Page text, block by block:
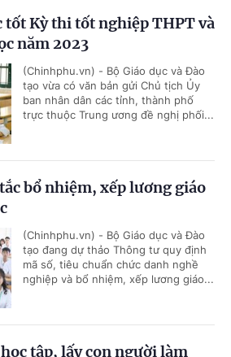
tốt Kỳ thi tốt nghiệp THPT và
năm 2023
(Chinhphu.vn) - Bộ Giáo dục và Đào
tạo vừa có văn bản gửi Chủ tịch Ủy
ban nhân dân các tỉnh, thành phố
trực thuộc Trung ương đề nghị phối...
bổ nhiệm, xếp lương giáo
(Chinhphu.vn) - Bộ Giáo dục và Đào
tạo đang dự thảo Thông tư quy định
mã số, tiêu chuẩn chức danh nghề
nghiệp và bổ nhiệm, xếp lương giáo...
tập, lấy con người làm